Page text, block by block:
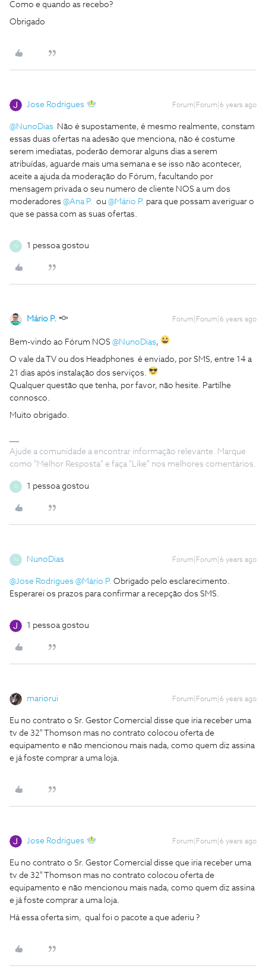
Como e quando as recebo?
Obrigado
Jose Rodrigues Forum|Forum|6 years ago
@NunoDias Não é supostamente, é mesmo realmente, constam
essas duas ofertas na adesão que menciona, não é costume
serem imediatas, poderão demorar alguns dias a serem
atribuídas, aguarde mais uma semana e se isso não acontecer,
aceite a ajuda da moderação do Fórum, facultando por
mensagem privada o seu numero de cliente NOS a um dos
moderadores @Ana P. ou @Mário P. para que possam averiguar o
que se passa com as suas ofertas.
N 1 pessoa gostou
Mário P. Forum|Forum|6 years ago
Bem-vindo ao Fórum NOS @NunoDias,
O vale da TV ou dos Headphones é enviado, por SMS, entre 14 a
21 dias após instalação dos serviços.
Qualquer questão que tenha, por favor, não hesite. Partilhe
connosco.
Muito obrigado.
Ajude a comunidade a encontrar informação relevante. Marque
como "Melhor Resposta" e faça "Like" nos melhores comentários.
N 1 pessoa gostou
N NunoDias Forum|Forum|6 years ago
@Jose Rodrigues @Mário P. Obrigado pelo esclarecimento.
Esperarei os prazos para confirmar a recepção dos SMS.
1 pessoa gostou
mariorui Forum|Forum|6 years ago
Eu no contrato o Sr. Gestor Comercial disse que iria receber uma
tv de 32" Thomson mas no contrato colocou oferta de
equipamento e não mencionou mais nada, como quem diz assina
e já foste comprar a uma loja.
Jose Rodrigues Forum|Forum|6 years ago
Eu no contrato o Sr. Gestor Comercial disse que iria receber uma
tv de 32" Thomson mas no contrato colocou oferta de
equipamento e não mencionou mais nada, como quem diz assina
e já foste comprar a uma loja.
Há essa oferta sim, qual foi o pacote a que aderiu ?